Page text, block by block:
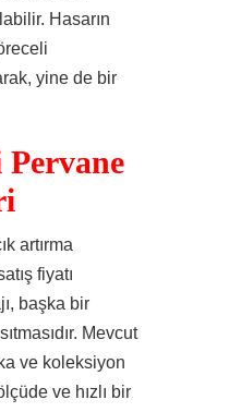
Hasarın
yine de bir
artırma
fiyatı
başka bir
Mevcut
ve koleksiyon
ve hızlı bir